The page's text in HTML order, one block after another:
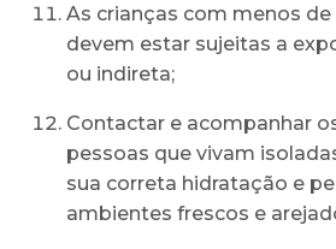
As crianças com menos de
devem estar sujeitas a
ou indireta;
Contactar e acompanhar
pessoas que vivam
sua correta hidratação e
ambientes frescos e